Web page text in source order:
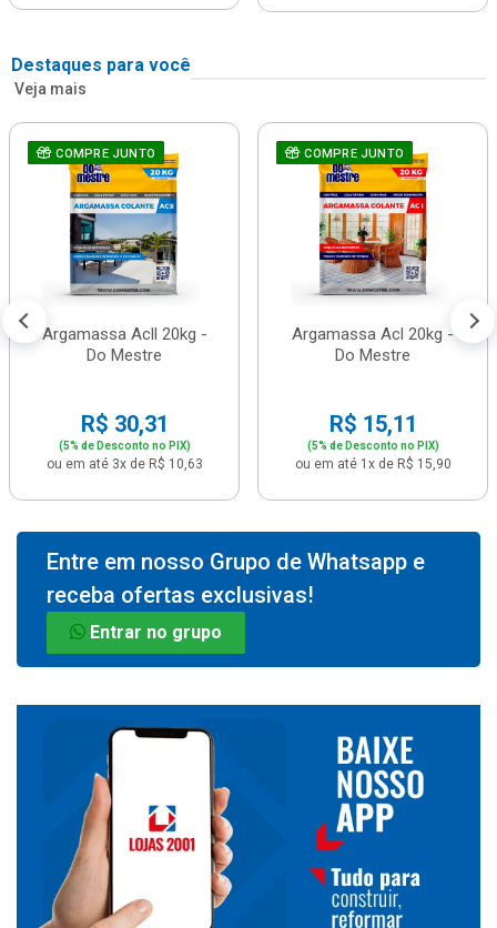
Destaques para você
Veja mais
COMPRE JUNTO
Argamassa Acll 20kg -
Do Mestre
R$ 30,31
(5% de Desconto no PIX)
ou em até 3x de R$ 10,63
COMPRE JUNTO
Argamassa Acl 20kg -
Do Mestre
R$ 15,11
(5% de Desconto no PIX)
ou em até 1x de R$ 15,90
Entre em nosso Grupo de Whatsapp e
receba ofertas exclusivas!
Entrar no grupo